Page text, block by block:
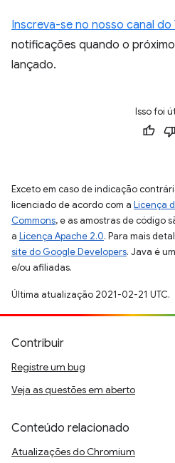
Inscreva-se no nosso canal do
notificações quando o
lançado.
Isso foi
Exceto em caso de indicação
licenciado de acordo com a Licença
Commons, e as amostras de código
a Licença Apache 2.0. Para mais
site do Google Developers. Java é
e/ou afiliadas.
Última atualização 2021-02-21 UTC.
Contribuir
Registre um bug
Veja as questões em aberto
Conteúdo relacionado
Atualizações do Chromium